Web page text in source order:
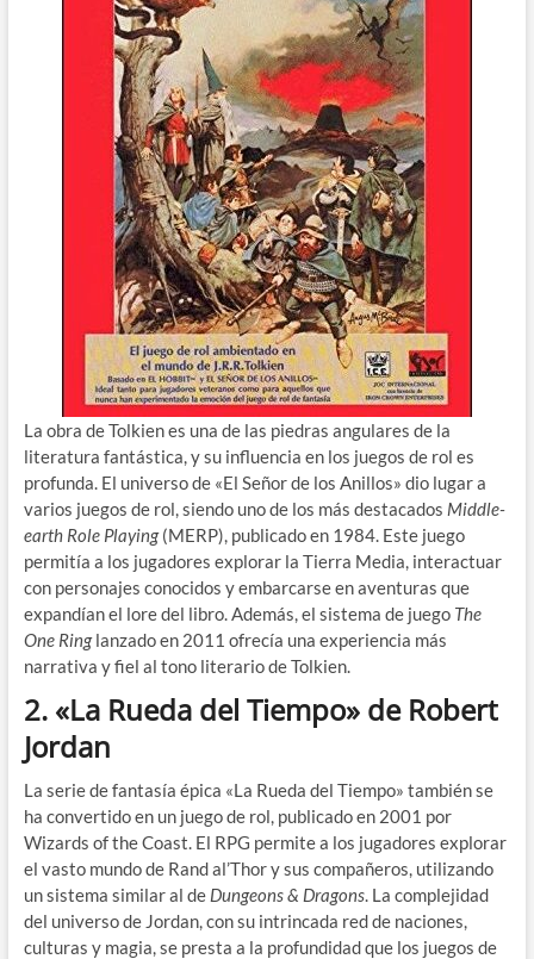
La obra de Tolkien es una de las piedras angulares de la
literatura fantástica, y su influencia en los juegos de rol es
profunda. El universo de «El Señor de los Anillos» dio lugar a
varios juegos de rol, siendo uno de los más destacados Middle-
earth Role Playing(MERP), publicado en 1984. Este juego
permitía a los jugadores explorar la Tierra Media, interactuar
con personajes conocidos y embarcarse en aventuras que
expandían el lore del libro. Además, el sistema de juego The
One Ringlanzado en 2011 ofrecía una experiencia más
narrativa y fiel al tono literario de Tolkien.
2. «La Rueda del Tiempo» de Robert
Jordan
La serie de fantasía épica «La Rueda del Tiempo» también se
ha convertido en un juego de rol, publicado en 2001 por
Wizards of the Coast. El RPG permite a los jugadores explorar
el vasto mundo de Rand al’Thor y sus compañeros, utilizando
un sistema similar al de Dungeons & Dragons. La complejidad
del universo de Jordan, con su intrincada red de naciones,
culturas y magia, se presta a la profundidad que los juegos de